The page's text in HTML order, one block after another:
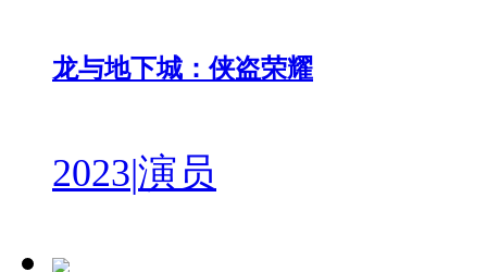
龙与地下城：侠盗荣耀
2023|演员